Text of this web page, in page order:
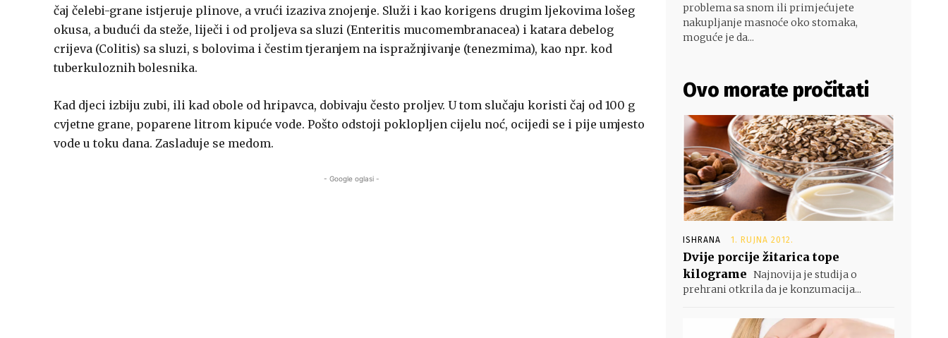
čaj čelebi-grane istjeruje plinove, a vrući izaziva znojenje. Služi i kao korigens drugim ljekovima lošeg
okusa, a budući da steže, liječi i od proljeva sa sluzi (Enteritis mucomembranacea) i katara debelog
crijeva (Colitis) sa sluzi, s bolovima i čestim tjeranjem na ispražnjivanje (tenezmima), kao npr. kod
tuberkuloznih bolesnika.
Kad djeci izbiju zubi, ili kad obole od hripavca, dobivaju često proljev. U tom slučaju koristi čaj od 100 g
cvjetne grane, poparene litrom kipuće vode. Pošto odstoji poklopljen cijelu noć, ocijedi se i pije umjesto
vode u toku dana. Zasladuje se medom.
- Google oglasi -
problema sa snom ili primjećujete
nakupljanje masnoće oko stomaka,
moguće je da...
Ovo morate pročitati
ISHRANA 1. RUJNA 2012.
Dvije porcije žitarica tope
kilograme Najnovija je studija o
prehrani otkrila da je konzumacija...